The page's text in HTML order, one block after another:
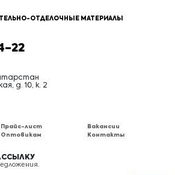
ОТДЕЛОЧНЫЕ МАТЕРИАЛЫ
22
д. 10, к. 2
Прайс-лист
Оптовикам
Вакансии
Контакты